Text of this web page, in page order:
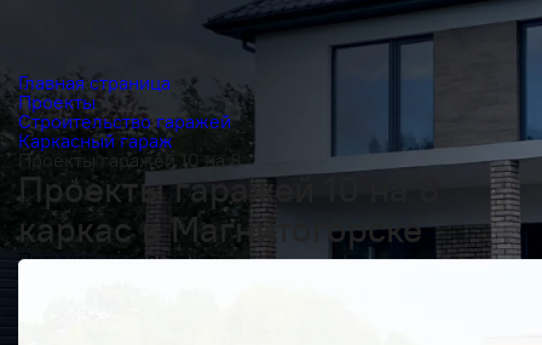
Главная страница
Проекты
Строительство гаражей
Каркасный гараж
Проекты гаражей 10 на 8
Проекты гаражей 10 на 8
каркас в Магнитогорске
Получить косультацию